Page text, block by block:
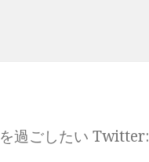
過ごしたい Twitter: